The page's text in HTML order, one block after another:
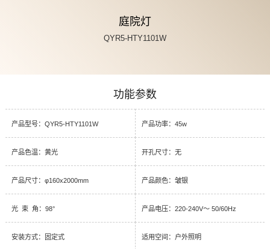
庭院灯
QYR5-HTY1101W
功能参数
产品型号：QYR5-HTY1101W 产品功率：45w
产品色温：黄光 开孔尺寸：无
产品尺寸：φ160x2000mm 产品颜色：皱银
光 束 角：98° 产品电压：220-240V～ 50/60Hz
安装方式：固定式 适用空间：户外照明